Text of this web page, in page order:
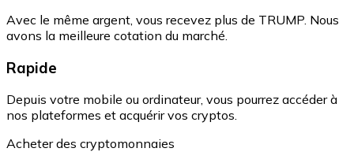
Avec le même argent, vous recevez plus de TRUMP. Nous
avons la meilleure cotation du marché.
Rapide
Depuis votre mobile ou ordinateur, vous pourrez accéder à
nos plateformes et acquérir vos cryptos.
Acheter des cryptomonnaies